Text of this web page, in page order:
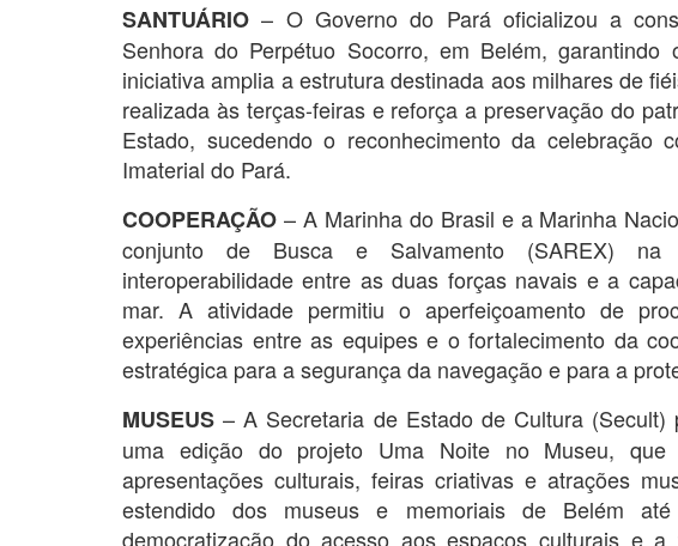
SANTUÁRIO – O Governo do Pará oficializou a
Senhora do Perpétuo Socorro, em Belém,
iniciativa amplia a estrutura destinada aos milhares de
realizada às terças-feiras e reforça a preservação do
Estado, sucedendo o reconhecimento da celebração
Imaterial do Pará.
COOPERAÇÃO – A Marinha do Brasil e a Marinha
conjunto de Busca e Salvamento (SAREX) na
interoperabilidade entre as duas forças navais e a
mar. A atividade permitiu o aperfeiçoamento de
experiências entre as equipes e o fortalecimento da
estratégica para a segurança da navegação e para a
MUSEUS – A Secretaria de Estado de Cultura
uma edição do projeto Uma Noite no Museu, que
apresentações culturais, feiras criativas e atrações
estendido dos museus e memoriais de Belém
democratização do acesso aos espaços culturais e